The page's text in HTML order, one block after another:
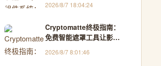
2026/8/7 18:04:24
Cryptomatte终极指南：
免费智能遮罩工具让影视
2026/8/7 8:01:46